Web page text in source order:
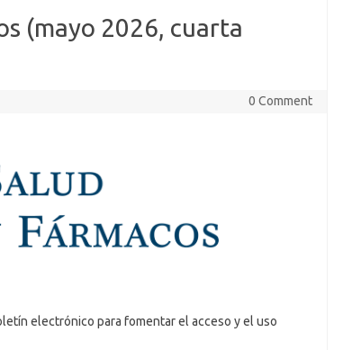
(mayo 2026, cuarta
0 Comment
electrónico para fomentar el acceso y el uso